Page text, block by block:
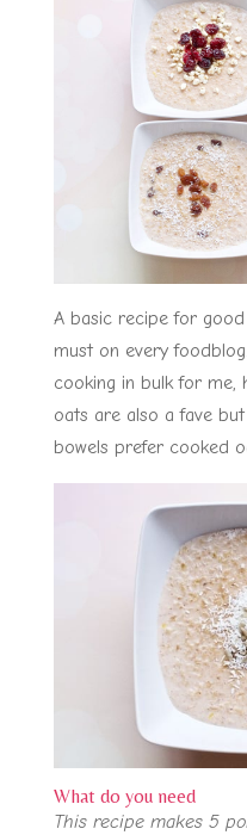
A basic recipe for
must on every
cooking in bulk for me,
oats are also a fave
bowels prefer cooked
What do you need
This recipe makes 5